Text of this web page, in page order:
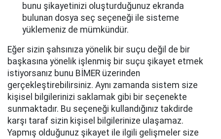
bunu şikayetinizi oluşturduğunuz ekranda
bulunan dosya seç seçeneği ile sisteme
yüklemeniz de mümkündür.
Eğer sizin şahsınıza yönelik bir suçu değil de bir
başkasına yönelik işlenmiş bir suçu şikayet etmek
istiyorsanız bunu BİMER üzerinden
gerçekleştirebilirsiniz. Aynı zamanda sistem size
kişisel bilgilerinizi saklamak gibi bir seçenekte
sunmaktadır. Bu seçeneği kullandığınız takdirde
karşı taraf sizin kişisel bilgilerinize ulaşamaz.
Yapmış olduğunuz şikayet ile ilgili gelişmeler size